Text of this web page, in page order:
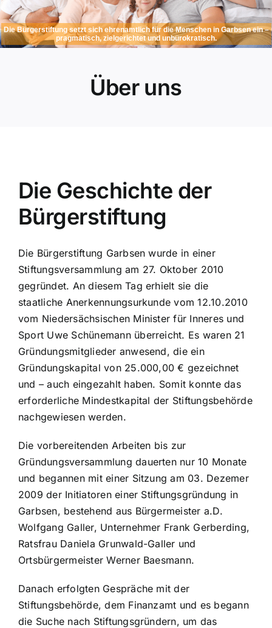
Die Bürgerstiftung setzt sich ehrenamtlich für die Menschen in Garbsen ein –
pragmatisch, zielgerichtet und unbürokratisch.
Über uns
Die Geschichte der
Bürgerstiftung
Die Bürgerstiftung Garbsen wurde in einer
Stiftungsversammlung am 27. Oktober 2010
gegründet. An diesem Tag erhielt sie die
staatliche Anerkennungsurkunde vom 12.10.2010
vom Niedersächsischen Minister für Inneres und
Sport Uwe Schünemann überreicht. Es waren 21
Gründungsmitglieder anwesend, die ein
Gründungskapital von 25.000,00 € gezeichnet
und – auch eingezahlt haben. Somit konnte das
erforderliche Mindestkapital der Stiftungsbehörde
nachgewiesen werden.
Die vorbereitenden Arbeiten bis zur
Gründungsversammlung dauerten nur 10 Monate
und begannen mit einer Sitzung am 03. Dezemer
2009 der Initiatoren einer Stiftungsgründung in
Garbsen, bestehend aus Bürgermeister a.D.
Wolfgang Galler, Unternehmer Frank Gerberding,
Ratsfrau Daniela Grunwald-Galler und
Ortsbürgermeister Werner Baesmann.
Danach erfolgten Gespräche mit der
Stiftungsbehörde, dem Finanzamt und es begann
die Suche nach Stiftungsgründern, um das